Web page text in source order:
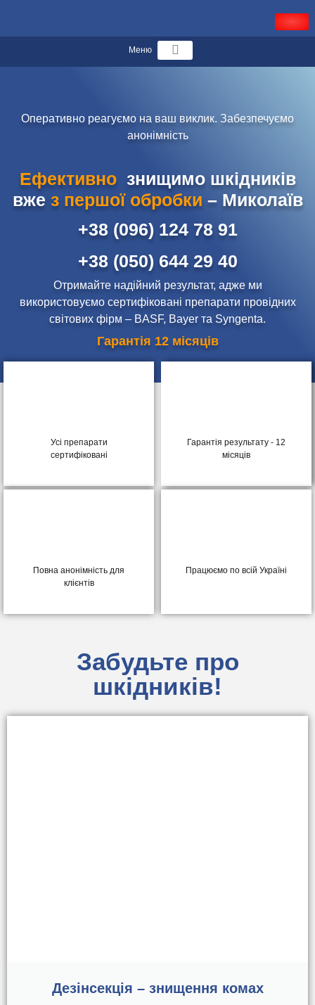
Меню
Оперативно реагуємо на ваш виклик. Забезпечуємо
анонімність
Ефективно знищимо шкідників
вже з першої обробки – Миколаїв
+38 (096) 124 78 91
+38 (050) 644 29 40
Отримайте надійний результат, адже ми
використовуємо сертифіковані препарати провідних
світових фірм – BASF, Bayer та Syngenta.
Гарантія 12 місяців
Усі препарати
сертифіковані
Гарантія результату - 12
місяців
Повна анонімність для
клієнтів
Працюємо по всій Україні
Забудьте про
шкідників!
Дезінсекція – знищення комах